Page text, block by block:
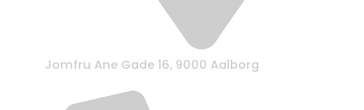
Jomfru Ane Gade 16, 9000 Aalborg